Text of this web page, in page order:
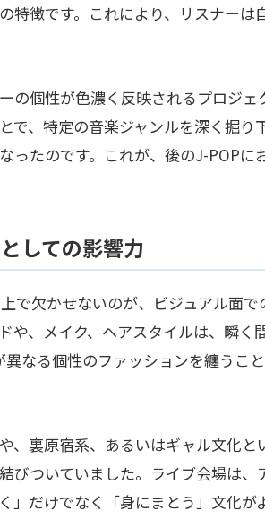
特徴です。これにより、リスナーは
の個性が色濃く反映されるプロジェ
で、特定の音楽ジャンルを深く掘り
ったのです。これが、後のJ-POPに
しての影響力
で欠かせないのが、ビジュアル面
や、メイク、ヘアスタイルは、瞬く
異なる個性のファッションを纏うこ
、裏原宿系、あるいはギャル文化と
びついていました。ライブ会場は、
」だけでなく「身にまとう」文化が